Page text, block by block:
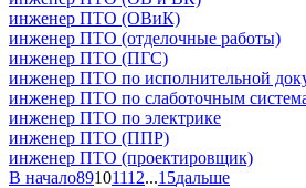
инженер ПТО (ОВиК)
инженер ПТО (отделочные работы)
инженер ПТО (ПГС)
инженер ПТО по исполнительной
инженер ПТО по слаботочным
инженер ПТО по электрике
инженер ПТО (ППР)
инженер ПТО (проектировщик)
В начало89101112...15дальше